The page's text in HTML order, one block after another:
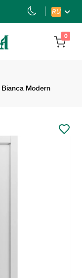
RU
0
Bianca Modern